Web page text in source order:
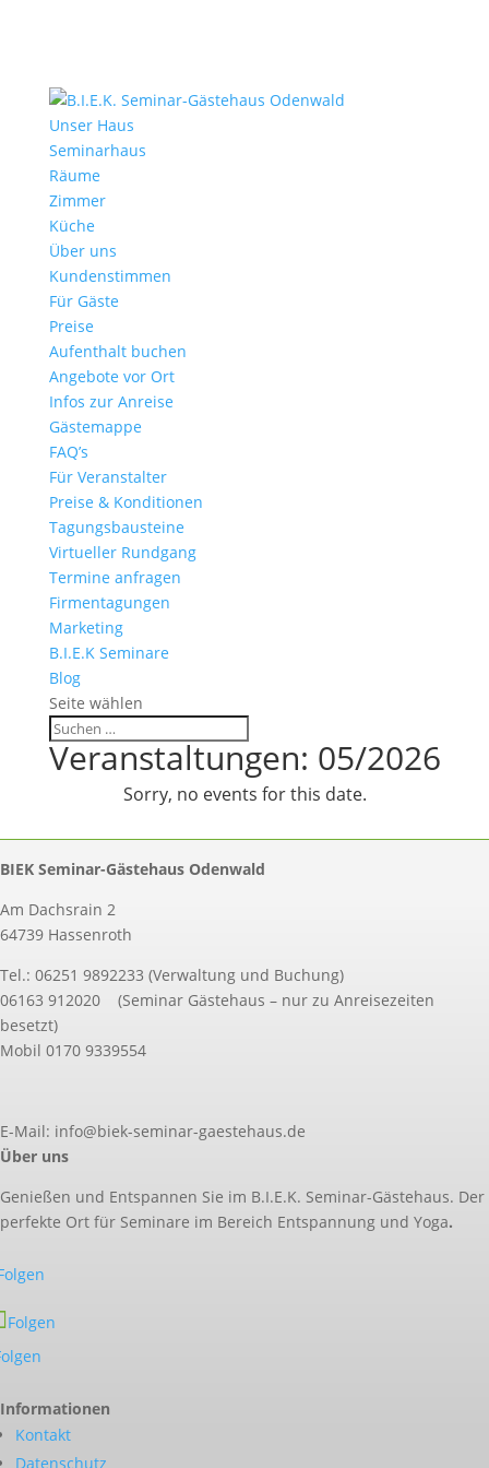
Unser Haus
Seminarhaus
Räume
Zimmer
Küche
Über uns
Kundenstimmen
Für Gäste
Preise
Aufenthalt buchen
Angebote vor Ort
Infos zur Anreise
Gästemappe
FAQ’s
Für Veranstalter
Preise & Konditionen
Tagungsbausteine
Virtueller Rundgang
Termine anfragen
Firmentagungen
Marketing
B.I.E.K Seminare
Blog
Seite wählen
Veranstaltungen: 05/2026
Sorry, no events for this date.
BIEK Seminar-Gästehaus Odenwald
Am Dachsrain 2
64739 Hassenroth
Tel.: 06251 9892233 (Verwaltung und Buchung)
06163 912020 (Seminar Gästehaus – nur zu Anreisezeiten
besetzt)
Mobil 0170 9339554
E-Mail: info@biek-seminar-gaestehaus.de
Über uns
Genießen und Entspannen Sie im B.I.E.K. Seminar-Gästehaus. Der
perfekte Ort für Seminare im Bereich Entspannung und Yoga.
Folgen
Informationen
Kontakt
Datenschutz